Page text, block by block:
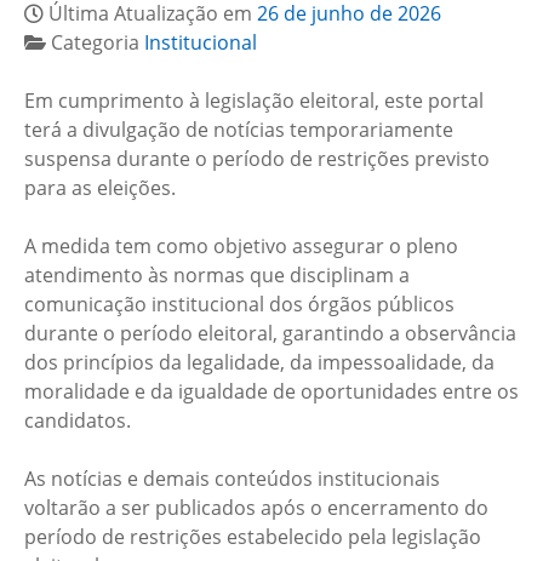
Última Atualização em 26 de junho de 2026
Categoria Institucional
Em cumprimento à legislação eleitoral, este portal
terá a divulgação de notícias temporariamente
suspensa durante o período de restrições previsto
para as eleições.
A medida tem como objetivo assegurar o pleno
atendimento às normas que disciplinam a
comunicação institucional dos órgãos públicos
durante o período eleitoral, garantindo a observância
dos princípios da legalidade, da impessoalidade, da
moralidade e da igualdade de oportunidades entre os
candidatos.
As notícias e demais conteúdos institucionais
voltarão a ser publicados após o encerramento do
período de restrições estabelecido pela legislação